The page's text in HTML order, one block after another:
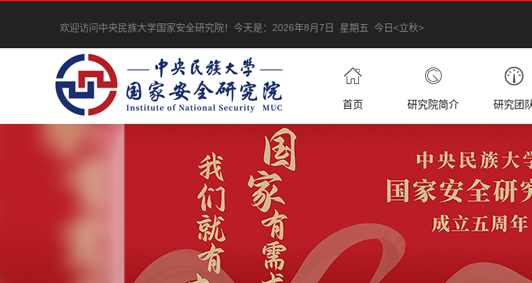
欢迎访问中央民族大学国家安全研究院！ 今天是： 2026年8月7日 星期五 今日<立秋>
首页 研究院简介 研究团